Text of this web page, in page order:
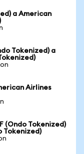
a American
Tokenized) a
Airlines
(Ondo Tokenized)
Tokenized)